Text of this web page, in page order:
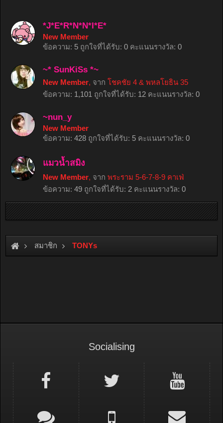
*J*E*R*N*N*I*E*
New Member
ข้อความ: 5 ถูกใจที่ได้รับ: 0 คะแนนรางวัล: 0
~* SunKiSs *~
New Member, จาก โชคชัย 4 & พหลโยธิน 35
ข้อความ: 1,101 ถูกใจที่ได้รับ: 12 คะแนนรางวัล: 0
~nun_y
New Member
ข้อความ: 428 ถูกใจที่ได้รับ: 5 คะแนนรางวัล: 0
แมวน้ำสมิง
New Member, จาก พระราม 5-6-7-8-9 คาเฟ่
ข้อความ: 49 ถูกใจที่ได้รับ: 2 คะแนนรางวัล: 0
สมาชิก TONYs
Socialising